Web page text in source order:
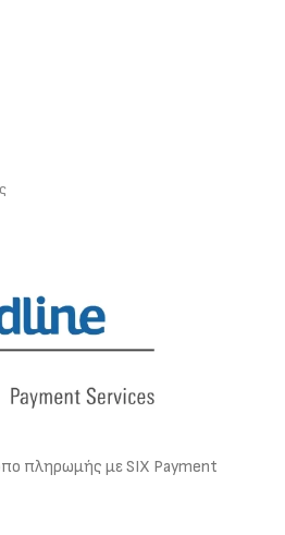
πληρωμής με SIX Payment